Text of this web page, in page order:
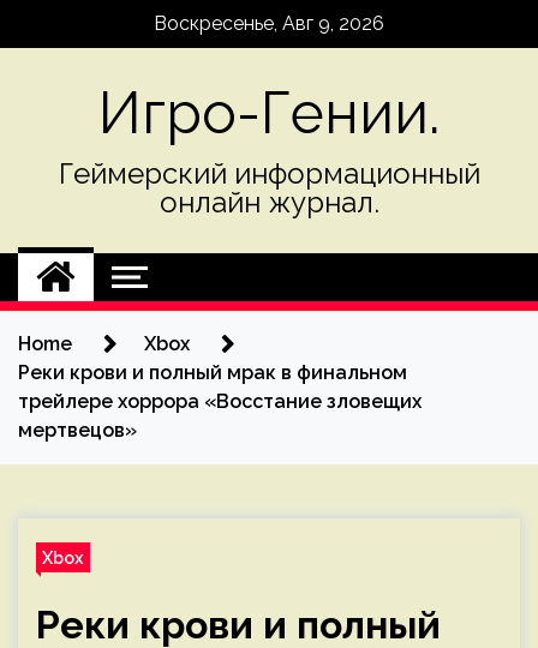
Воскресенье, Авг 9, 2026
Игро-Гении.
Геймерский информационный
онлайн журнал.
Home
Xbox
Реки крови и полный мрак в финальном
трейлере хоррора «Восстание зловещих
мертвецов»
Xbox
Реки крови и полный